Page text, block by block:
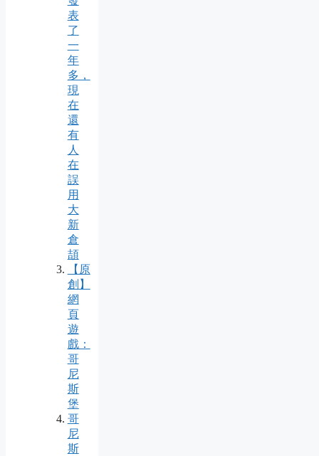
表
了
一
年
多，
現
在
還
有
人
在
誤
用
大
新
倉
頡
【原
創】
網
頁
遊
戲：
哥
尼
斯
堡
哥
尼
斯